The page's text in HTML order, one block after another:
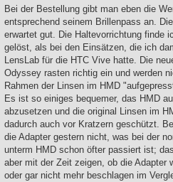
Bei der Bestellung gibt man eben die
entsprechend seinem Brillenpass an.
erwartet gut. Die Haltevorrichtung finde
gelöst, als bei den Einsätzen, die ich
LensLab für die HTC Vive hatte. Die
Odyssey rasten richtig ein und werden
Rahmen der Linsen im HMD
Es ist so einiges bequemer, das HMD
abzusetzen und die original Linsen im
dadurch auch vor Kratzern geschützt.
die Adapter gestern nicht, was bei der
unterm HMD schon öfter passiert ist;
aber mit der Zeit zeigen, ob die Adapter
oder gar nicht mehr beschlagen im